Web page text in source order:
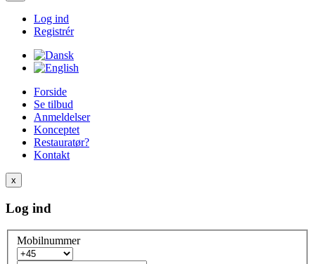
Log ind
Registrér
Forside
Se tilbud
Anmeldelser
Konceptet
Restauratør?
Kontakt
x
Log ind
Mobilnummer